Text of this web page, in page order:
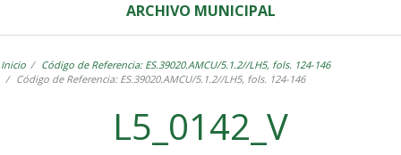
ARCHIVO MUNICIPAL
Inicio
Código de Referencia: ES.39020.AMCU/5.1.2//LH5, fols. 124-146
Código de Referencia: ES.39020.AMCU/5.1.2//LH5, fols. 124-146
L5_0142_V